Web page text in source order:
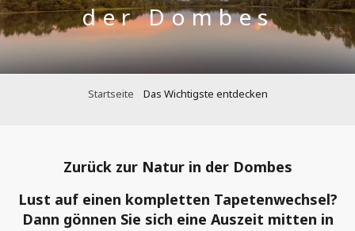
der Dombes
Startseite Das Wichtigste entdecken
Zurück zur Natur in der Dombes
Lust auf einen kompletten Tapetenwechsel?
Dann gönnen Sie sich eine Auszeit mitten in